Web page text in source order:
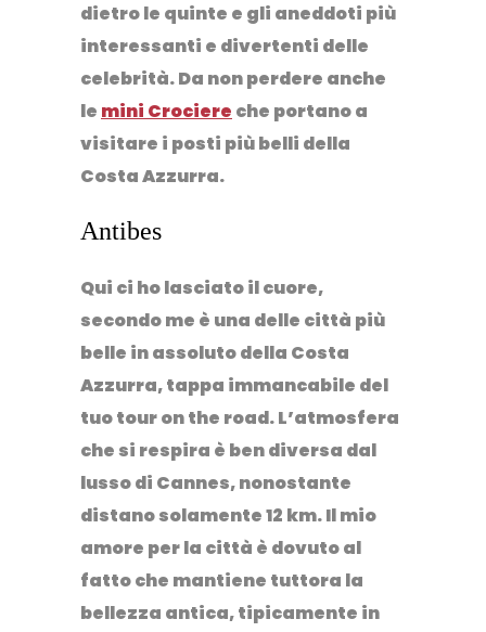
dietro le quinte e gli aneddoti più
interessanti e divertenti delle
celebrità. Da non perdere anche
le mini Crociere che portano a
visitare i posti più belli della
Costa Azzurra.
Antibes
Qui ci ho lasciato il cuore,
secondo me è una delle città più
belle in assoluto della Costa
Azzurra, tappa immancabile del
tuo tour on the road. L’atmosfera
che si respira è ben diversa dal
lusso di Cannes, nonostante
distano solamente 12 km. Il mio
amore per la città è dovuto al
fatto che mantiene tuttora la
bellezza antica, tipicamente in